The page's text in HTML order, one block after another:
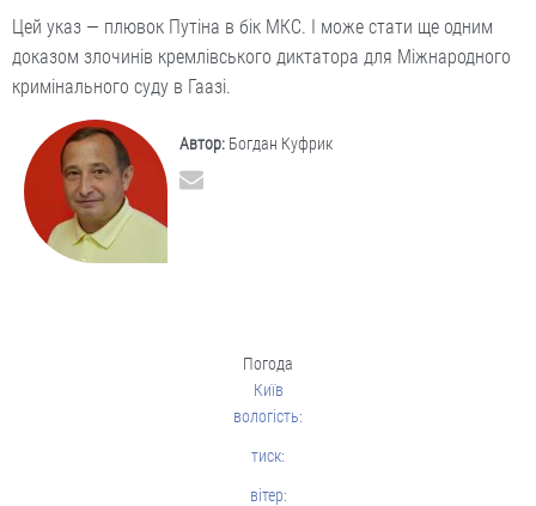
Цей указ — плювок Путіна в бік МКС. І може стати ще одним
доказом злочинів кремлівського диктатора для Міжнародного
кримінального суду в Гаазі.
Автор: Богдан Куфрик
Погода
Київ
вологість:
тиск:
вітер: